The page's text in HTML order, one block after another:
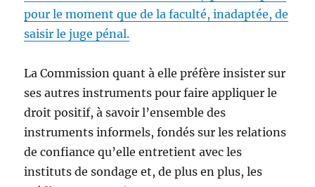
pour le moment que de la faculté, inadaptée, de
saisir le juge pénal.
La Commission quant à elle préfère insister sur
ses autres instruments pour faire appliquer le
droit positif, à savoir l’ensemble des
instruments informels, fondés sur les relations
de confiance qu’elle entretient avec les
instituts de sondage et, de plus en plus, les